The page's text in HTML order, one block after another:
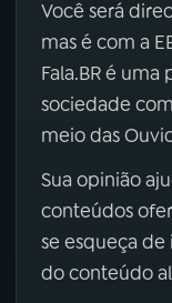
Você será
mas é com a
Fala.BR é
sociedade
meio das
Sua opinião
conteúdos
se esqueça de
do conteúdo